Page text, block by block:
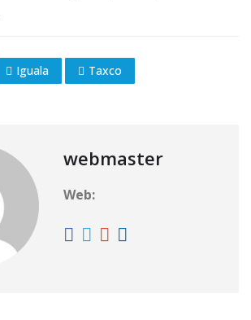
Iguala Taxco
webmaster
Web: